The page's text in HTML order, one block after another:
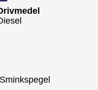
Sminkspegel